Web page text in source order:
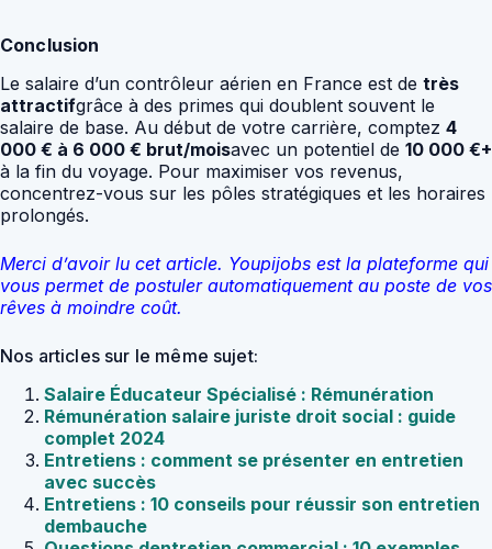
Conclusion
Le salaire d’un contrôleur aérien en France est de très
attractifgrâce à des primes qui doublent souvent le
salaire de base. Au début de votre carrière, comptez 4
000 € à 6 000 € brut/moisavec un potentiel de 10 000 €+
à la fin du voyage. Pour maximiser vos revenus,
concentrez-vous sur les pôles stratégiques et les horaires
prolongés.
Merci d’avoir lu cet article. Youpijobs est la plateforme qui
vous permet de postuler automatiquement au poste de vos
rêves à moindre coût.
Nos articles sur le même sujet:
Salaire Éducateur Spécialisé : Rémunération
Rémunération salaire juriste droit social : guide
complet 2024
Entretiens : comment se présenter en entretien
avec succès
Entretiens : 10 conseils pour réussir son entretien
dembauche